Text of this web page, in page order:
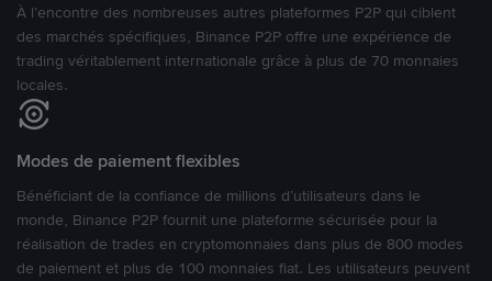
À l’encontre des nombreuses autres plateformes P2P qui ciblent
des marchés spécifiques, Binance P2P offre une expérience de
trading véritablement internationale grâce à plus de 70 monnaies
locales.
Modes de paiement flexibles
Bénéficiant de la confiance de millions d’utilisateurs dans le
monde, Binance P2P fournit une plateforme sécurisée pour la
réalisation de trades en cryptomonnaies dans plus de 800 modes
de paiement et plus de 100 monnaies fiat. Les utilisateurs peuvent